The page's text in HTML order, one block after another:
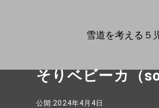
雪道を考える５
そりベビーカ（
公開:2024年4月4日